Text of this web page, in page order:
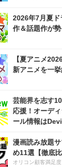
2026年7月夏ド
作＆話題作が勢
【夏アニメ
新アニメを一挙
芸能界を志す
応援！オーデ
ール情報は
漫画読み放題
め11選【徹底比
オリコン顧客満足